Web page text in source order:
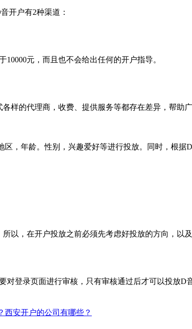
开户有2种渠道：
10000元，而且也不会给出任何的开户指导。
样的代理商，收费、提供服务等都存在差异，帮助
，年龄。性别，兴趣爱好等进行投放。同时，根
以，在开户投放之前必须先考虑好投放的方向，以及
登录页面进行审核，只有审核通过后才可以投放D
西安开户的公司有哪些？